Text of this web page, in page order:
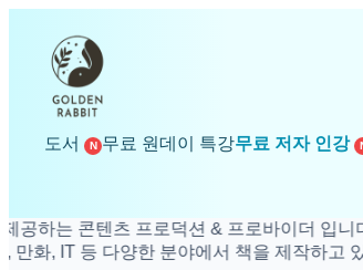
도서 N 무료 원데이 특강무료 저자 인강
하는 콘텐츠 프로덕션 & 프로바이더 입니다.
, IT 등 다양한 분야에서 책을 제작하고 있